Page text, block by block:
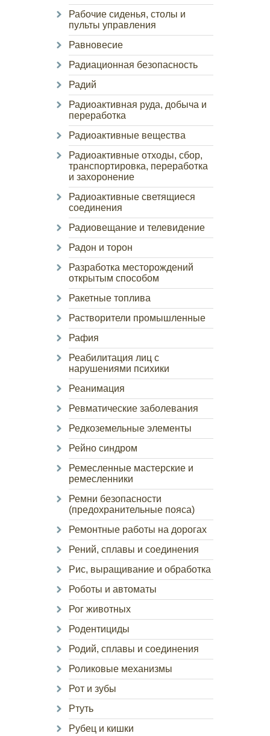
Рабочие сиденья, столы и
пульты управления
Равновесие
Радиационная безопасность
Радий
Радиоактивная руда, добыча и
переработка
Радиоактивные вещества
Радиоактивные отходы, сбор,
транспортировка, переработка
и захоронение
Радиоактивные светящиеся
соединения
Радиовещание и телевидение
Радон и торон
Разработка месторождений
открытым способом
Ракетные топлива
Растворители промышленные
Рафия
Реабилитация лиц с
нарушениями психики
Реанимация
Ревматические заболевания
Редкоземельные элементы
Рейно синдром
Ремесленные мастерские и
ремесленники
Ремни безопасности
(предохранительные пояса)
Ремонтные работы на дорогах
Рений, сплавы и соединения
Рис, выращивание и обработка
Роботы и автоматы
Рог животных
Родентициды
Родий, сплавы и соединения
Роликовые механизмы
Рот и зубы
Ртуть
Рубец и кишки